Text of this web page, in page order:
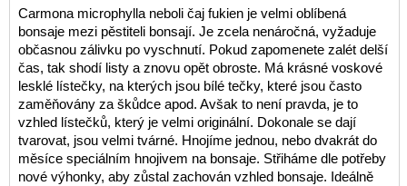
Carmona microphylla neboli čaj fukien je velmi oblíbená
bonsaje mezi pěstiteli bonsají. Je zcela nenáročná, vyžaduje
občasnou zálivku po vyschnutí. Pokud zapomenete zalét delší
čas, tak shodí listy a znovu opět obroste. Má krásné voskové
lesklé lístečky, na kterých jsou bílé tečky, které jsou často
zaměňovány za škůdce apod. Avšak to není pravda, je to
vzhled lístečků, který je velmi originální. Dokonale se dají
tvarovat, jsou velmi tvárné. Hnojíme jednou, nebo dvakrát do
měsíce speciálním hnojivem na bonsaje. Střiháme dle potřeby
nové výhonky, aby zůstal zachován vzhled bonsaje. Ideálně